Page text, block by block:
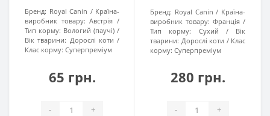
Бренд: Royal Canin
Країна-
виробник товару: Австрія
Тип корму: Вологий (паучі)
Вік тварини: Дорослі коти
Клас корму: Суперпреміум
65 грн.
- +
Бренд: Royal Canin
Країна-
виробник товару: Франція
Тип корму:
Сухий
Вік
тварини: Дорослі коти
Клас
корму: Суперпреміум
280 грн.
- +